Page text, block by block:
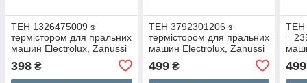
ТЕН 1326475009 з
термістором для пральних
машин Electrolux, Zanussi
398 ₴
ТЕН 3792301206 з
термістором для пральних
машин Electrolux, Zanussi
499₴
ТЕН
=
499